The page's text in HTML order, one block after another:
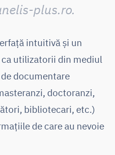
plus.ro.
intuitivă și un
utilizatorii din mediul
documentare
doctoranzi,
bibliotecari, etc.)
de care au nevoie